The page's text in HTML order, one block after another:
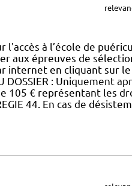
l'accès à l’école de
aux épreuves de
internet en cliquant sur le
: Uniquement
105 € représentant les
44. En cas de